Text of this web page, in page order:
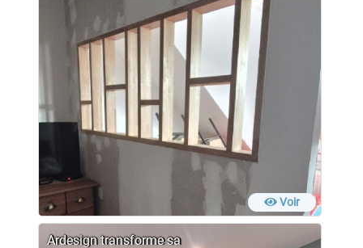
Voir
Ardesign transforme sa